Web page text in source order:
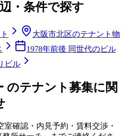
・条件で探す
大阪市北区のテナント物
1978年前後 同世代のビル
ビル
のテナント募集に関
室確認・内見予約・賃料交渉・